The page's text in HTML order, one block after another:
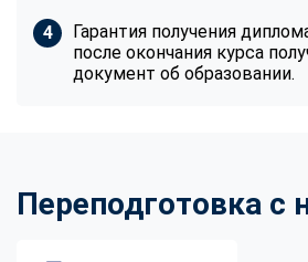
Гарантия получения
после окончания курса
документ об образовании.
Переподготовка с